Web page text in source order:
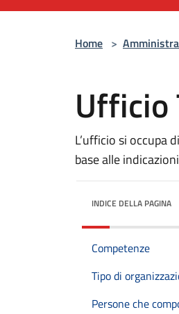
Home >
Ufficio
L’ufficio si occupa
base alle
INDICE DELLA PAGINA
Competenze
Tipo di
Persone che